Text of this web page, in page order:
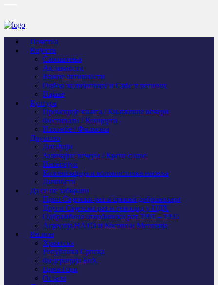
Почетна
Вијести
Саопштења
Активности
Важне активности
Одбор за дијаспору и Србе у региону
Најаве
Култура
Промоције књига / Књижевне вечери
Фестивали / Концерти
Изложбе / Филмови
Друштво
Догађаји
Завичајне вечери / Крсне славе
Интервјуи
Колонизација и колонистичка насеља
Личности
Да се не заборави
Први Свјeтски рат и српски добровољци
Други Свјетски рат и геноцид у НДХ
Одбрамбено отаџбински рат 1991 – 1995
Агресија НАТО и Косово и Метохија
Регион
Хрватска
Република Српска
Федерација БиХ
Црна Гора
Остало